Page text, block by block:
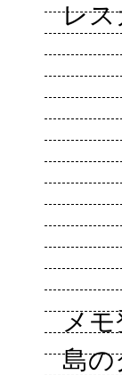
レス
メモ
島の